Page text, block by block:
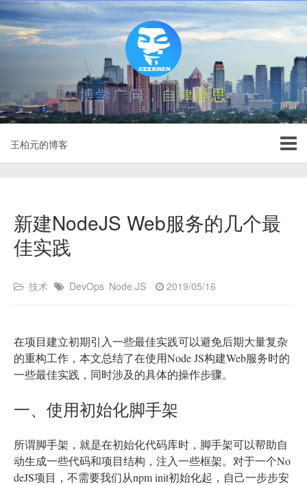
博学广问，自律静思
王柏元的博客
新建NodeJS Web服务的几个最
佳实践
技术 DevOps Node.JS 2019/05/16
在项目建立初期引入一些最佳实践可以避免后期大量复杂
的重构工作，本文总结了在使用Node JS构建Web服务时的
一些最佳实践，同时涉及的具体的操作步骤。
一、使用初始化脚手架
所谓脚手架，就是在初始化代码库时，脚手架可以帮助自
动生成一些代码和项目结构，注入一些框架。对于一个No
deJS项目，不需要我们从npm init初始化起，自己一步步安